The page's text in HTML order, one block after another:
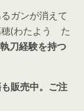
ガンが消えて
穂(わたよう た
刀経験を持つ
販売中。ご注